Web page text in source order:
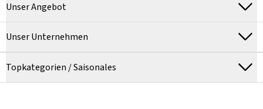
Unser Angebot
Unser Unternehmen
Topkategorien / Saisonales